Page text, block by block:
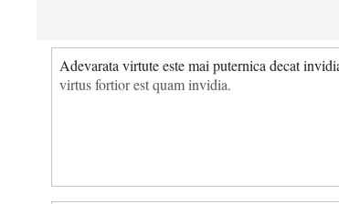
Adevarata virtute este mai puternica decat
virtus fortior est quam invidia.